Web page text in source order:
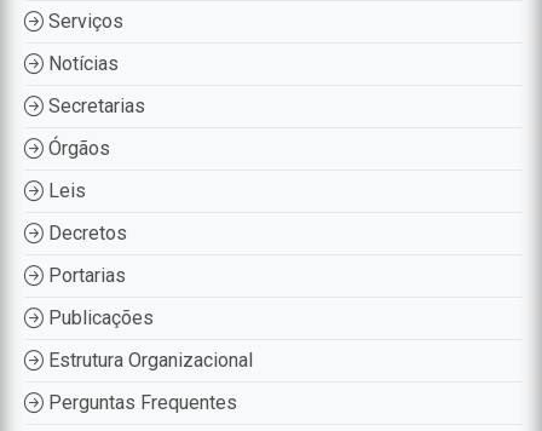
Serviços
Notícias
Secretarias
Órgãos
Leis
Decretos
Portarias
Publicações
Estrutura Organizacional
Perguntas Frequentes